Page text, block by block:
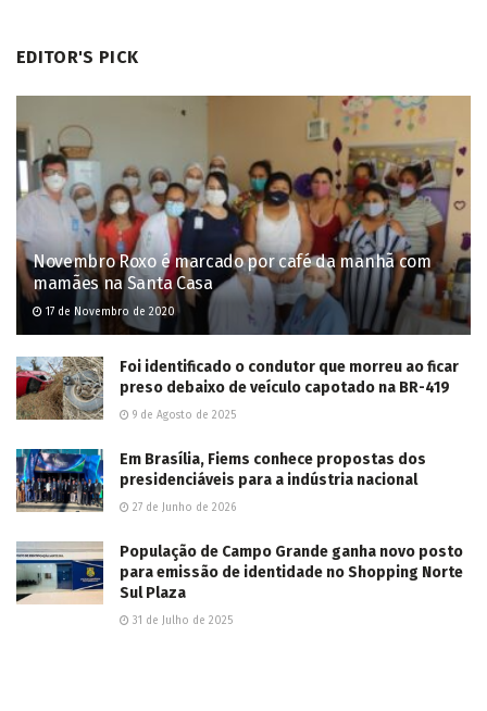
EDITOR'S PICK
Novembro Roxo é marcado por café da manhã com
mamães na Santa Casa
17 de Novembro de 2020
Foi identificado o condutor que morreu ao ficar
preso debaixo de veículo capotado na BR-419
9 de Agosto de 2025
Em Brasília, Fiems conhece propostas dos
presidenciáveis para a indústria nacional
27 de Junho de 2026
População de Campo Grande ganha novo posto
para emissão de identidade no Shopping Norte
Sul Plaza
31 de Julho de 2025